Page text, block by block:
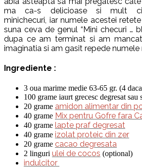
ma ca-s delicioase si mult
minichecuri, iar numele acestei
suna ceva de genul “Mini checuri …
dupa ce am terminat si am
imaginatia si am gasit repede numele
Ingrediente :
3 oua marime medie 63-65 gr. (4
100 grame iaurt grecesc degresat sau
20 grame amidon alimentar din
40 grame Mix pentru Gofre fara
40 grame lapte praf degresat
40 grame izolat proteic din zer
20 grame cacao degresata
2 linguri ulei de cocos (optional)
indulcitor